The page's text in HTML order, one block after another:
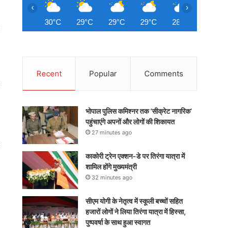
30°C 29°C 29°C 29°C 28°C
‹ ›
Recent Popular Comments
भोपाल पुलिस कमिश्नर तक ‘सीक्रेट नागरिक’
पहुंचाएंगे अपनों और लोगों की शिकायत
27 minutes ago
काकोरी ट्रेन एक्शन-डे पर तिरंगा यात्रा में
शामिल होंगे मुख्यमंत्री
32 minutes ago
सीएम योगी के नेतृत्व में स्कूली बच्चों सहित
हजारों लोगों ने लिया तिरंगा यात्रा में हिस्सा,
पुष्पवर्षा के साथ हुआ स्वागत